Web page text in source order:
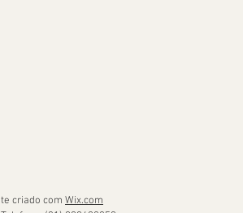
criado com Wix.com